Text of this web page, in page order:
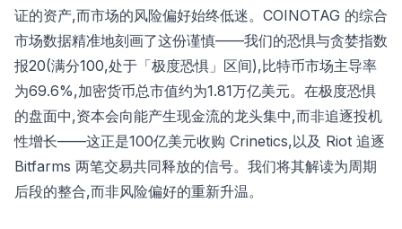
证的资产,而市场的风险偏好始终低迷。COINOTAG 的综合
市场数据精准地刻画了这份谨慎——我们的恐惧与贪婪指数
报20(满分100,处于「极度恐惧」区间),比特币市场主导率
为69.6%,加密货币总市值约为1.81万亿美元。在极度恐惧
的盘面中,资本会向能产生现金流的龙头集中,而非追逐投机
性增长——这正是100亿美元收购 Crinetics,以及 Riot 追逐
Bitfarms 两笔交易共同释放的信号。我们将其解读为周期
后段的整合,而非风险偏好的重新升温。